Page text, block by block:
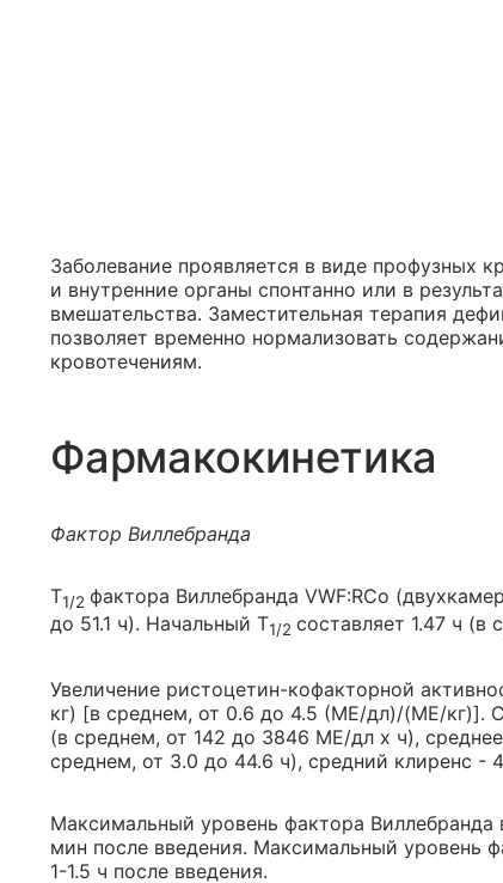
Заболевание проявляется в виде профузных
и внутренние органы спонтанно или в
вмешательства. Заместительная терапия
позволяет временно нормализовать
кровотечениям.
Фармакокинетика
Фактор Виллебранда
T1/2 фактора Виллебранда VWF:RCo
до 51.1 ч). Начальный T1/2 составляет 1.47 ч (в
Увеличение ристоцетин-кофакторной
кг) [в среднем, от 0.6 до 4.5 (МЕ/дл)/(МЕ/кг)].
(в среднем, от 142 до 3846 МЕ/дл х ч),
среднем, от 3.0 до 44.6 ч), средний клиренс -
Максимальный уровень фактора
мин после введения. Максимальный уровень
1-1.5 ч после введения.